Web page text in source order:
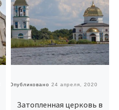
Опубликовано 24 апреля, 2020
Затопленная церковь в